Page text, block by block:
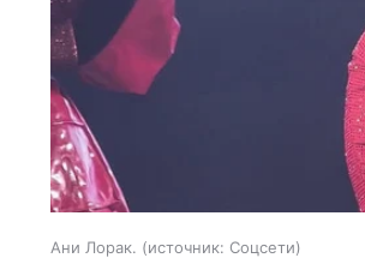
Ани Лорак. источник: Соцсети